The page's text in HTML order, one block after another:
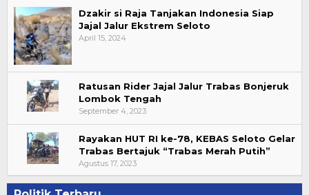
Dzakir si Raja Tanjakan Indonesia Siap
Jajal Jalur Ekstrem Seloto
April 15, 2024
Ratusan Rider Jajal Jalur Trabas Bonjeruk
Lombok Tengah
September 4, 2023
Rayakan HUT RI ke-78, KEBAS Seloto Gelar
Trabas Bertajuk “Trabas Merah Putih”
Agustus 17, 2023